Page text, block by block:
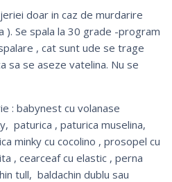
doar in caz de murdarire
). Se spala la 30 grade -program
, cat sunt ude se trage
sa se aseze vatelina. Nu se
: babynest cu volanase
, paturica , paturica muselina,
minky cu cocolino , prosopel cu
, cearceaf cu elastic , perna
tull, baldachin dublu sau